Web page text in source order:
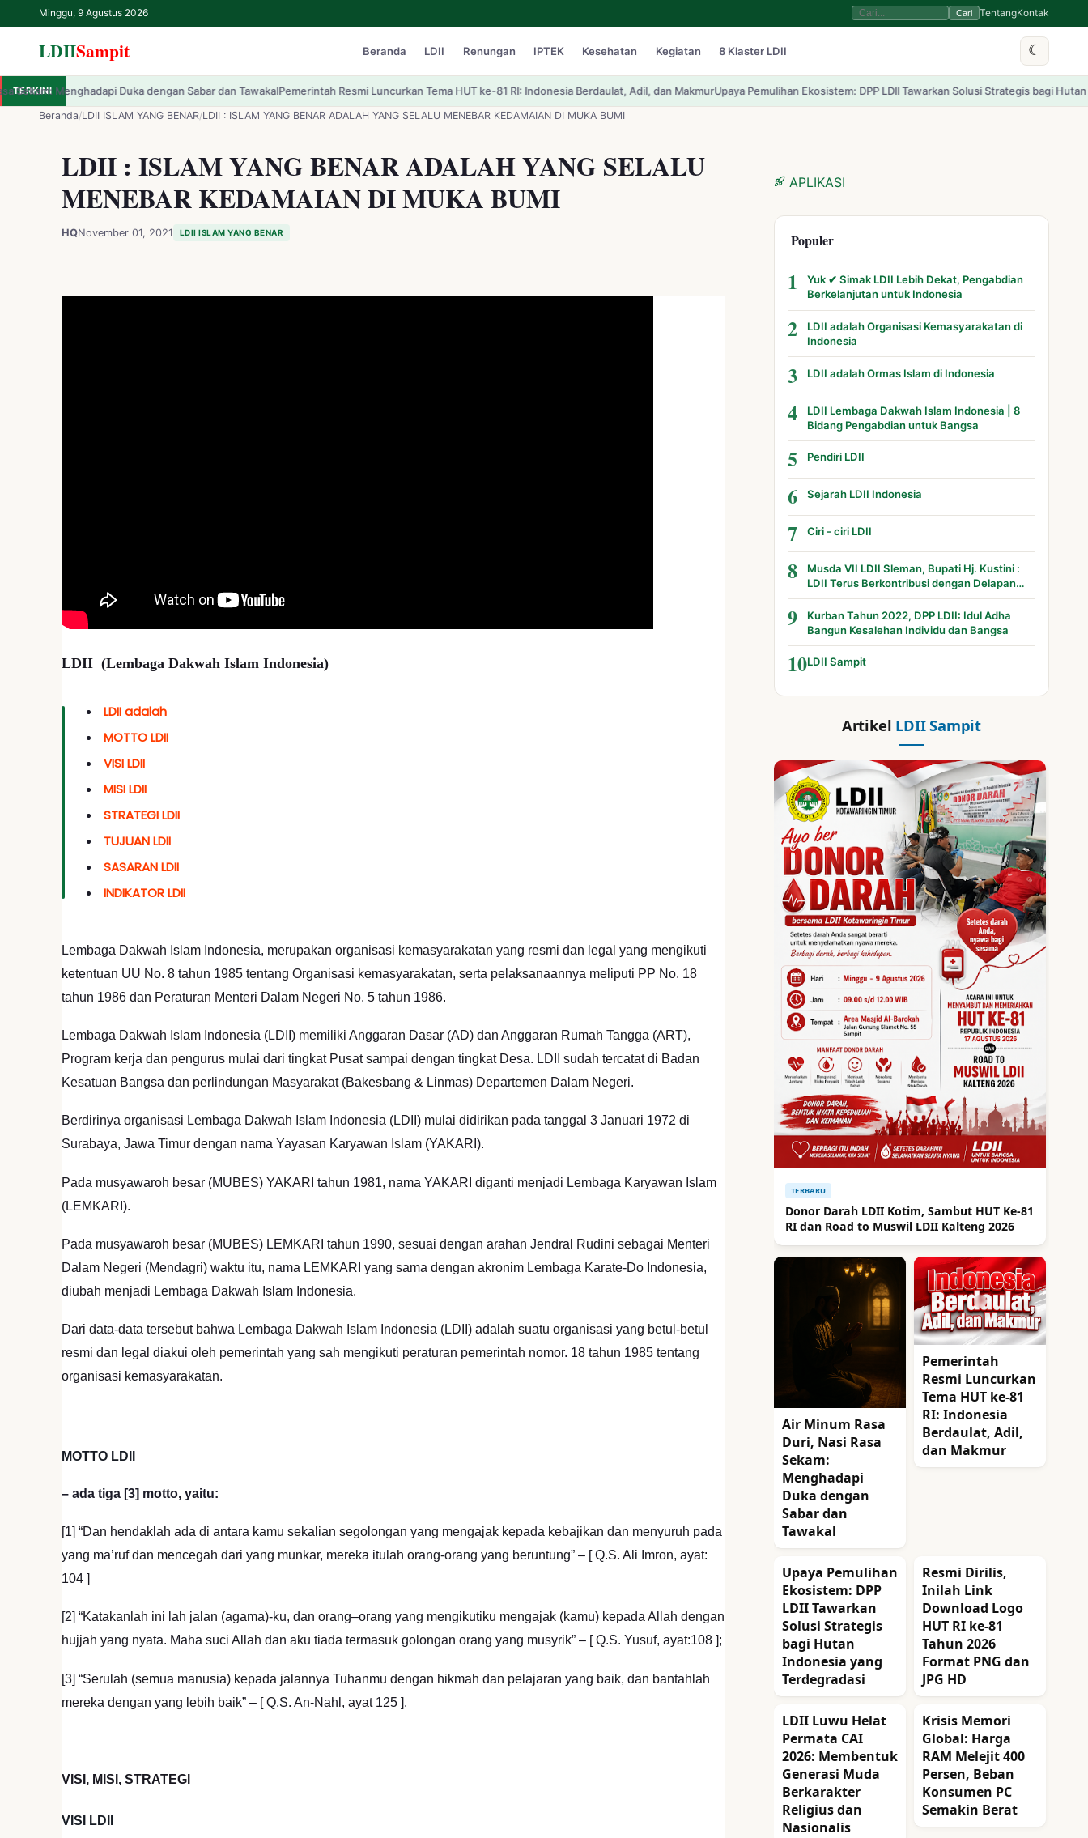
Minggu, 9 Agustus 2026 Cari TentangKontak
LDIISampit Beranda LDII Renungan IPTEK Kesehatan Kegiatan 8 Klaster LDII ☾
LDIISampit ✕
Beranda
LDII
Renungan
TERKINI
Duka dengan Sabar dan TawakalPemerintah Resmi Luncurkan Tema HUT ke-81 RI: Indonesia Berdaulat, Adil, dan MakmurUpaya Pemulihan Ekosistem: DPP LDII Tawarkan Solusi Strategis bagi Hutan Indonesia yang
Beranda/LDII ISLAM YANG BENAR/LDII : ISLAM YANG BENAR ADALAH YANG SELALU MENEBAR KEDAMAIAN DI MUKA BUMI
LDII : ISLAM YANG BENAR ADALAH YANG SELALU
MENEBAR KEDAMAIAN DI MUKA BUMI
HQNovember 01, 2021 LDII ISLAM YANG BENAR
LDII (Lembaga Dakwah Islam Indonesia)
LDII adalah
MOTTO LDII
VISI LDII
MISI LDII
STRATEGI LDII
TUJUAN LDII
SASARAN LDII
INDIKATOR LDII
Lembaga Dakwah Islam Indonesia, merupakan organisasi kemasyarakatan yang resmi dan legal yang mengikuti
ketentuan UU No. 8 tahun 1985 tentang Organisasi kemasyarakatan, serta pelaksanaannya meliputi PP No. 18
tahun 1986 dan Peraturan Menteri Dalam Negeri No. 5 tahun 1986.
Lembaga Dakwah Islam Indonesia (LDII) memiliki Anggaran Dasar (AD) dan Anggaran Rumah Tangga (ART),
Program kerja dan pengurus mulai dari tingkat Pusat sampai dengan tingkat Desa. LDII sudah tercatat di Badan
Kesatuan Bangsa dan perlindungan Masyarakat (Bakesbang & Linmas) Departemen Dalam Negeri.
Berdirinya organisasi Lembaga Dakwah Islam Indonesia (LDII) mulai didirikan pada tanggal 3 Januari 1972 di
Surabaya, Jawa Timur dengan nama Yayasan Karyawan Islam (YAKARI).
Pada musyawaroh besar (MUBES) YAKARI tahun 1981, nama YAKARI diganti menjadi Lembaga Karyawan Islam
(LEMKARI).
Pada musyawaroh besar (MUBES) LEMKARI tahun 1990, sesuai dengan arahan Jendral Rudini sebagai Menteri
Dalam Negeri (Mendagri) waktu itu, nama LEMKARI yang sama dengan akronim Lembaga Karate-Do Indonesia,
diubah menjadi Lembaga Dakwah Islam Indonesia.
Dari data-data tersebut bahwa Lembaga Dakwah Islam Indonesia (LDII) adalah suatu organisasi yang betul-betul
resmi dan legal diakui oleh pemerintah yang sah mengikuti peraturan pemerintah nomor. 18 tahun 1985 tentang
organisasi kemasyarakatan.
MOTTO LDII
– ada tiga [3] motto, yaitu:
[1] “Dan hendaklah ada di antara kamu sekalian segolongan yang mengajak kepada kebajikan dan menyuruh pada
yang ma’ruf dan mencegah dari yang munkar, mereka itulah orang-orang yang beruntung” – [ Q.S. Ali Imron, ayat:
104 ]
[2] “Katakanlah ini lah jalan (agama)-ku, dan orang–orang yang mengikutiku mengajak (kamu) kepada Allah dengan
hujjah yang nyata. Maha suci Allah dan aku tiada termasuk golongan orang yang musyrik” – [ Q.S. Yusuf, ayat:108 ];
[3] “Serulah (semua manusia) kepada jalannya Tuhanmu dengan hikmah dan pelajaran yang baik, dan bantahlah
mereka dengan yang lebih baik” – [ Q.S. An-Nahl, ayat 125 ].
VISI, MISI, STRATEGI
VISI LDII
APLIKASI
Populer
1
Yuk ✔ Simak LDII Lebih Dekat, Pengabdian
Berkelanjutan untuk Indonesia
2
LDII adalah Organisasi Kemasyarakatan di
Indonesia
3 LDII adalah Ormas Islam di Indonesia
4
LDII Lembaga Dakwah Islam Indonesia | 8
Bidang Pengabdian untuk Bangsa
5 Pendiri LDII
6 Sejarah LDII Indonesia
7 Ciri - ciri LDII
8
Musda VII LDII Sleman, Bupati Hj. Kustini :
LDII Terus Berkontribusi dengan Delapan
Bidang
9
Kurban Tahun 2022, DPP LDII: Idul Adha
Bangun Kesalehan Individu dan Bangsa
10LDII Sampit
Artikel LDII Sampit
TERBARU
Donor Darah LDII Kotim, Sambut HUT Ke-81
RI dan Road to Muswil LDII Kalteng 2026
Air Minum Rasa
Duri, Nasi Rasa
Sekam:
Menghadapi
Duka dengan
Sabar dan
Tawakal
Pemerintah
Resmi Luncurkan
Tema HUT ke-81
RI: Indonesia
Berdaulat, Adil,
dan Makmur
Upaya Pemulihan
Ekosistem: DPP
LDII Tawarkan
Solusi Strategis
bagi Hutan
Indonesia yang
Terdegradasi
Resmi Dirilis,
Inilah Link
Download Logo
HUT RI ke-81
Tahun 2026
Format PNG dan
JPG HD
LDII Luwu Helat
Permata CAI
2026: Membentuk
Generasi Muda
Berkarakter
Religius dan
Nasionalis
Krisis Memori
Global: Harga
RAM Melejit 400
Persen, Beban
Konsumen PC
Semakin Berat